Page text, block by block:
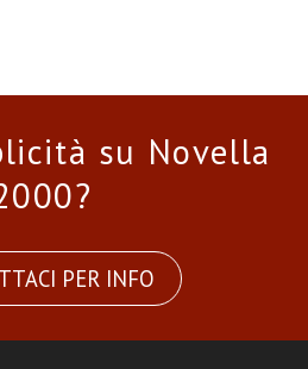
su Novella
PER INFO